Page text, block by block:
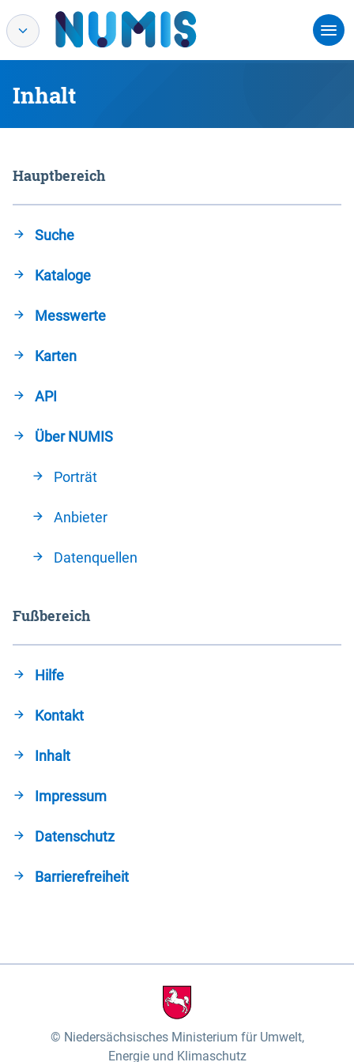
Inhalt
Hauptbereich
Suche
Kataloge
Messwerte
Karten
API
Über NUMIS
Porträt
Anbieter
Datenquellen
Fußbereich
Hilfe
Kontakt
Inhalt
Impressum
Datenschutz
Barrierefreiheit
Niedersächsisches Ministerium für Umwelt,
Energie und Klimaschutz